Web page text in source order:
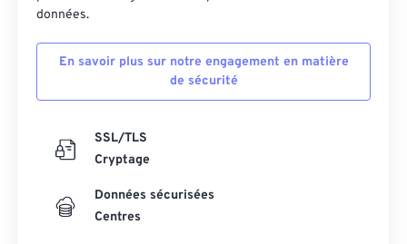
données.
En savoir plus sur notre engagement en matière
de sécurité
SSL/TLS
Cryptage
Données sécurisées
Centres